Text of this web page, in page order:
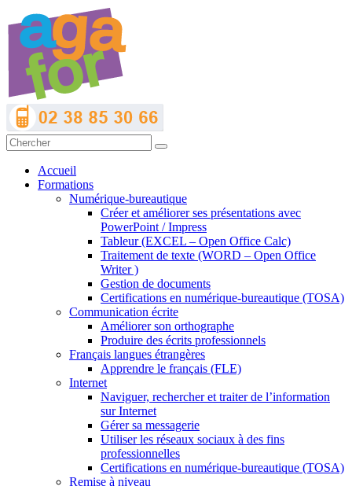
Accueil
Formations
Numérique-bureautique
Créer et améliorer ses présentations avec
PowerPoint / Impress
Tableur (EXCEL – Open Office Calc)
Traitement de texte (WORD – Open Office
Writer )
Gestion de documents
Certifications en numérique-bureautique (TOSA)
Communication écrite
Améliorer son orthographe
Produire des écrits professionnels
Français langues étrangères
Apprendre le français (FLE)
Internet
Naviguer, rechercher et traiter de l’information
sur Internet
Gérer sa messagerie
Utiliser les réseaux sociaux à des fins
professionnelles
Certifications en numérique-bureautique (TOSA)
Remise à niveau